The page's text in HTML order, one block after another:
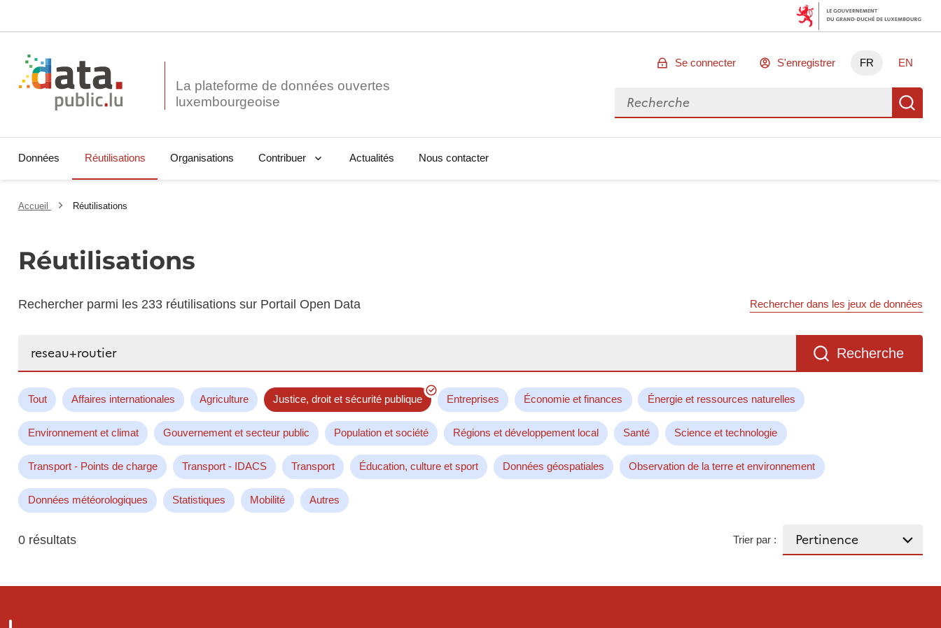
La plateforme de données ouvertes
Se connecter S'enregistrer FR EN
Rechercher des données
Données Réutilisations Organisations Contribuer Actualités Nous contacter
Accueil Réutilisations
Réutilisations
Rechercher parmi les 233 réutilisations sur Portail Open Data Rechercher dans les jeux de données
Recherche
Tout Affaires internationales Agriculture Justice, droit et sécurité publique Entreprises Économie et finances Énergie et ressources naturelles
Environnement et climat Gouvernement et secteur public Population et société Régions et développement local Santé Science et technologie
Transport - Points de charge Transport - IDACS Transport Éducation, culture et sport Données géospatiales Observation de la terre et environnement
Données météorologiques Statistiques Mobilité Autres
0 résultats Trier par :